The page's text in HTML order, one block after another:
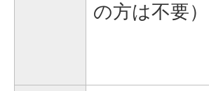
の方は不要）